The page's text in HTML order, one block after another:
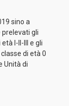
sino a
prelevati gli
I-II-III e gli
di età 0
Unità di